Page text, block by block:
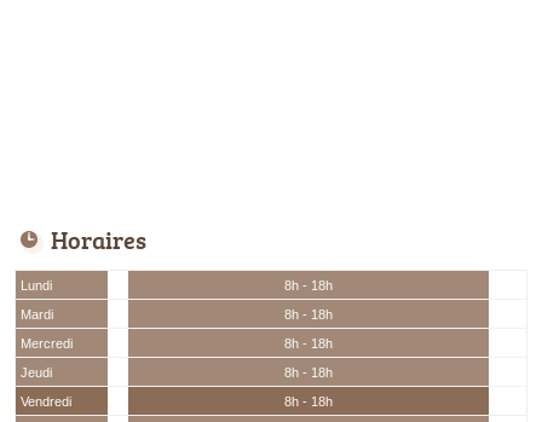
Horaires
Lundi
8h - 18h
Mardi
8h - 18h
Mercredi
8h - 18h
Jeudi
8h - 18h
Vendredi
8h - 18h